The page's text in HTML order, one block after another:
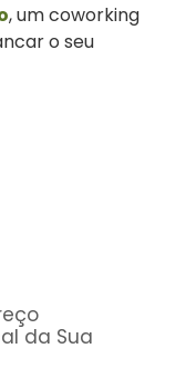
, um coworking
o seu
da Sua